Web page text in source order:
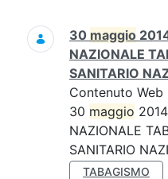
Ricerca
30 maggio
NAZIONALE
SANITARIO
Contenuto Web
30 maggio
NAZIONALE
SANITARIO
TABAGISMO